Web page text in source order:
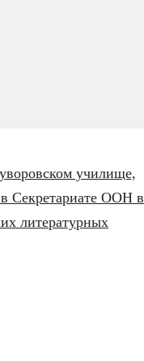
училище,
Секретариате ООН в
литературных